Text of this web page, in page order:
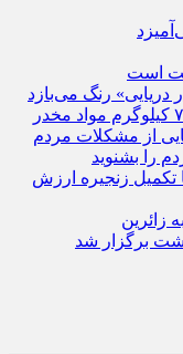
است
دریایی» رنگ می‌بازد
از مشکلات مردم
را بشنوید
تکمیل زنجیره ارزش
زائرین
برگزار شد